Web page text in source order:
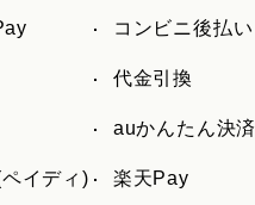
コンビニ後払い
代金引換
auかんたん決済
イディ) 楽天Pay